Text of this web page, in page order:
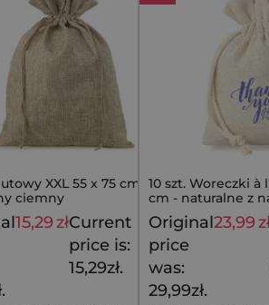
XXL 55 x 75 cm -
ciemny
17,99 zł
15,29złCurrent
price is:
15,29zł.
10 szt. Woreczki à
cm - naturalne z
you
Original
price
was:
29,99zł.
23,99